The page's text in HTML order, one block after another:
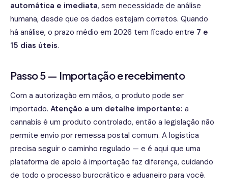
automática e imediata, sem necessidade de análise
humana, desde que os dados estejam corretos. Quando
há análise, o prazo médio em 2026 tem ficado entre 7 e
15 dias úteis.
Passo 5 — Importação e recebimento
Com a autorização em mãos, o produto pode ser
importado. Atenção a um detalhe importante: a
cannabis é um produto controlado, então a legislação não
permite envio por remessa postal comum. A logística
precisa seguir o caminho regulado — e é aqui que uma
plataforma de apoio à importação faz diferença, cuidando
de todo o processo burocrático e aduaneiro para você.